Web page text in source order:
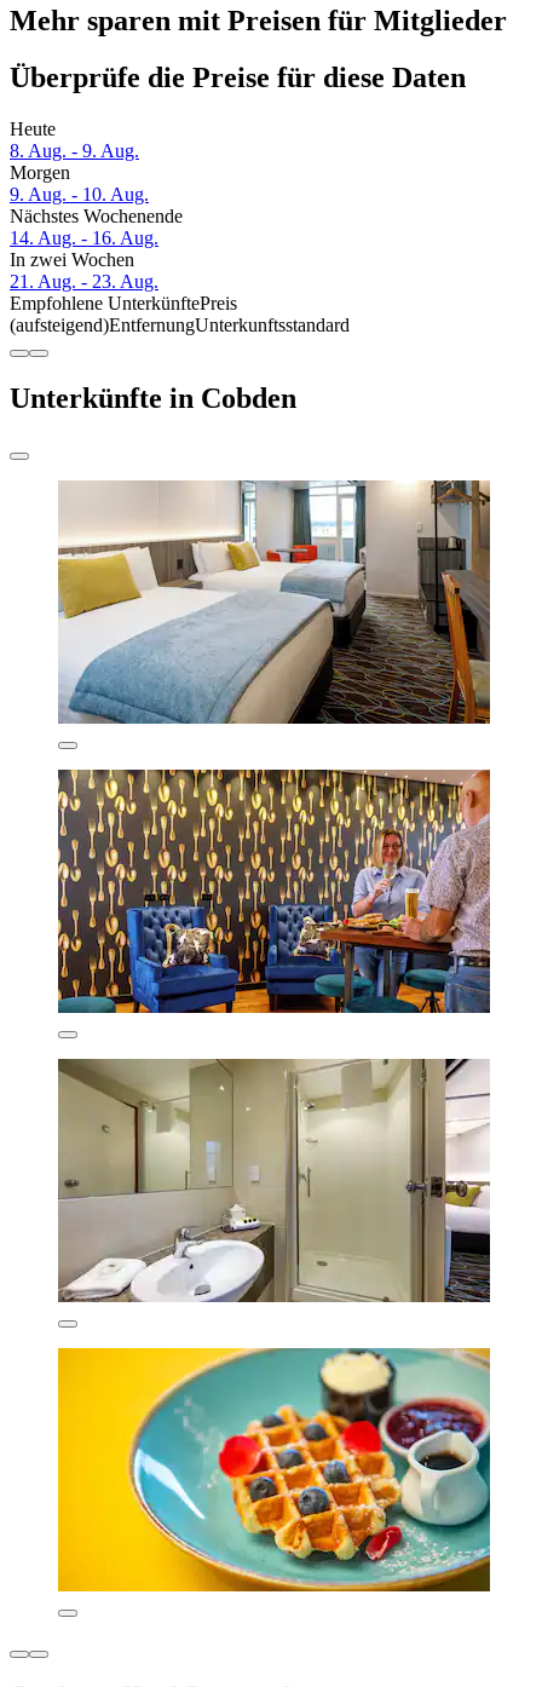
Mehr sparen mit Preisen für Mitglieder
Überprüfe die Preise für diese Daten
Heute
8. Aug. - 9. Aug.
Morgen
9. Aug. - 10. Aug.
Nächstes Wochenende
14. Aug. - 16. Aug.
In zwei Wochen
21. Aug. - 23. Aug.
Empfohlene UnterkünftePreis
(aufsteigend)EntfernungUnterkunftsstandard
Unterkünfte in Cobden